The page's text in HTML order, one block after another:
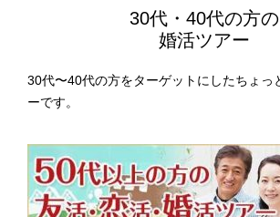
30代・40代の方の
婚活ツアー
30代〜40代の方をターゲットにしたちょっ
ーです。